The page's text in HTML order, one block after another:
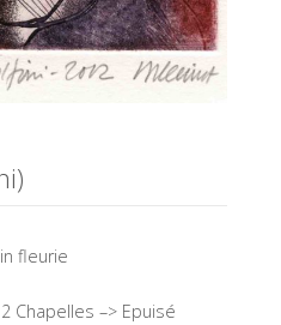
fleurie
Chapelles –> Epuisé